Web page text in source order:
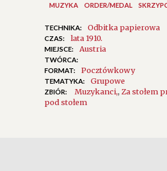
MUZYKA
ORDER/MEDAL
TECHNIKA: Odbitka papierowa
CZAS: lata 1910.
MIEJSCE: Austria
TWÓRCA:
FORMAT:
Pocztówkowy
TEMATYKA: Grupowe
ZBIÓR: Muzykanci, Za stołem
pod stołem